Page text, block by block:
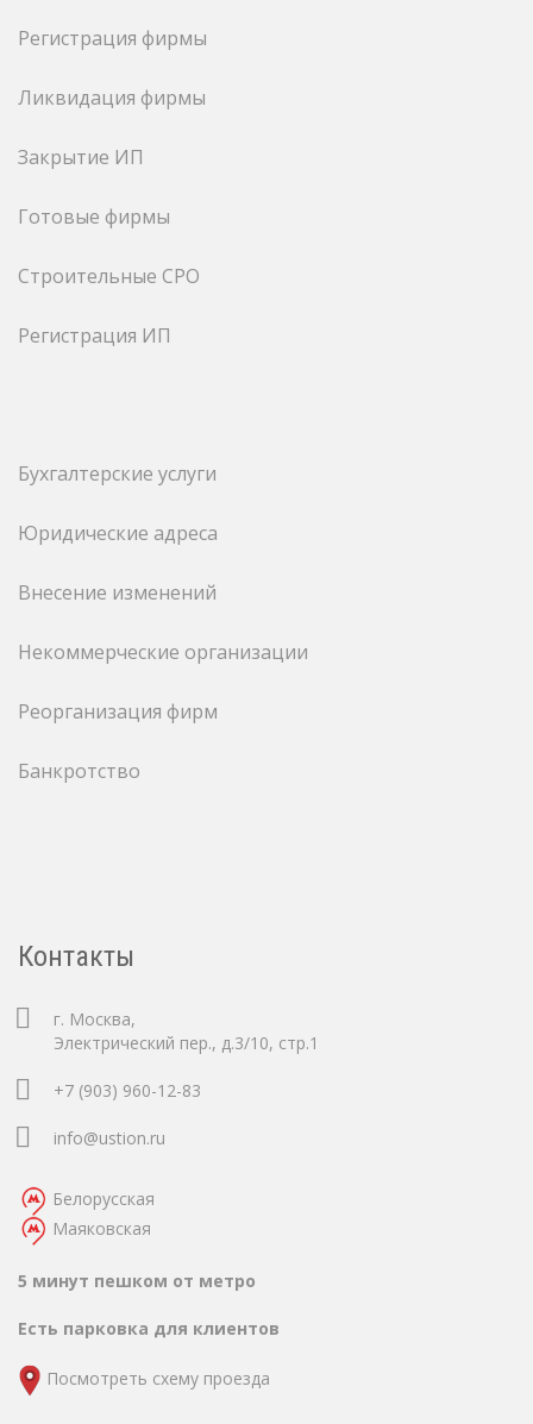
Регистрация фирмы
Ликвидация фирмы
Закрытие ИП
Готовые фирмы
Строительные СРО
Регистрация ИП
Бухгалтерские услуги
Юридические адреса
Внесение изменений
Некоммерческие организации
Реорганизация фирм
Банкротство
Контакты
г. Москва,
Электрический пер., д.3/10, стр.1
+7 (903) 960-12-83
info@ustion.ru
Белорусская
Маяковская
5 минут пешком от метро
Есть парковка для клиентов
Посмотреть схему проезда